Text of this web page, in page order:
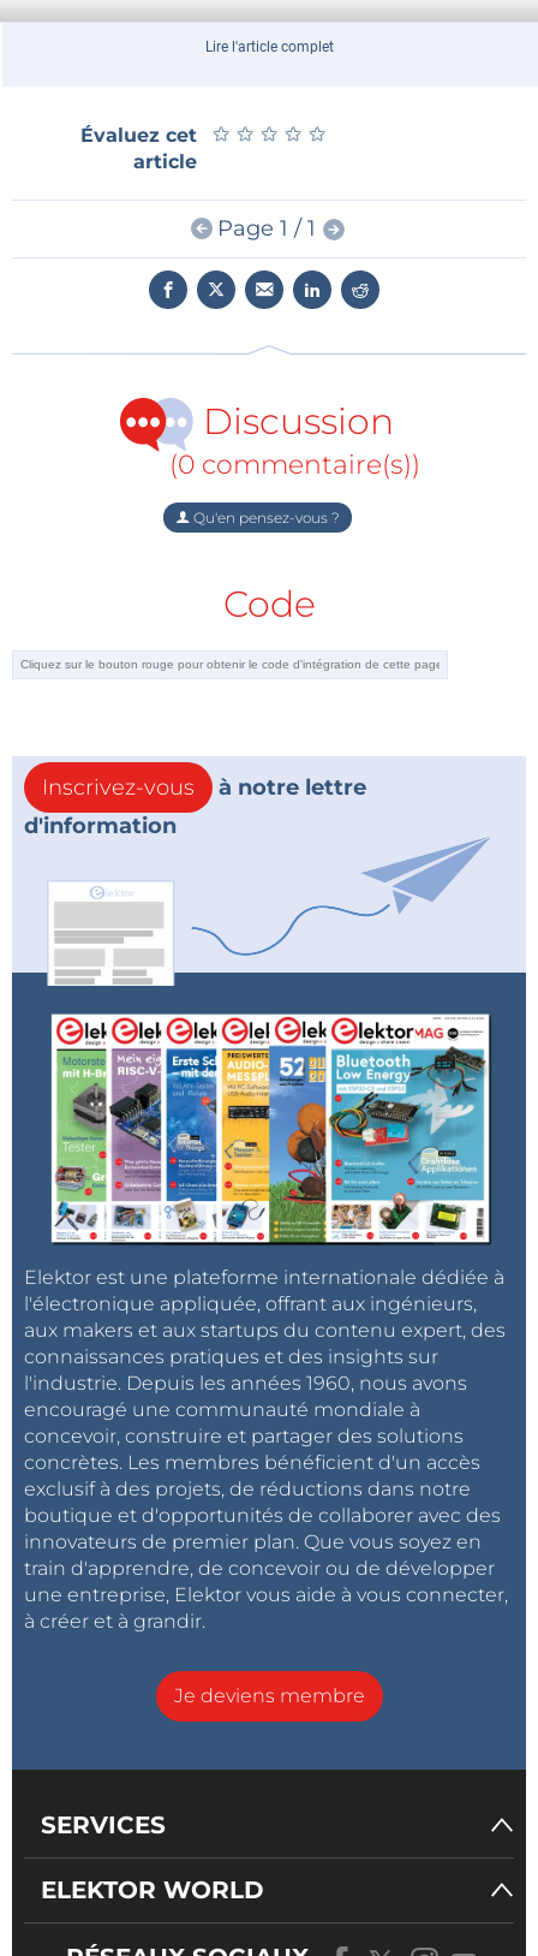
Ce n’est pas tout : découvrez la table des matières
il est aussidisponible ici.
Pour ne manquer aucun numéro,
maintenant!
Lire l'article complet
Évaluez cet
article
★ ★ ★ ★ ★
★ ★ ★ ★ ★
Page 1 / 1
Discussion
(0 commentaire(s))
Qu'en pensez-vous ?
Code
Inscrivez-vous
à notre lettre
d'information
Elektor est une plateforme internationale dédiée à
l'électronique appliquée, offrant aux ingénieurs,
aux makers et aux startups du contenu expert, des
connaissances pratiques et des insights sur
l'industrie. Depuis les années 1960, nous avons
encouragé une communauté mondiale à
concevoir, construire et partager des solutions
concrètes. Les membres bénéficient d'un accès
exclusif à des projets, de réductions dans notre
boutique et d'opportunités de collaborer avec des
innovateurs de premier plan. Que vous soyez en
train d'apprendre, de concevoir ou de développer
une entreprise, Elektor vous aide à vous connecter,
à créer et à grandir.
Je deviens membre
SERVICES
ELEKTOR WORLD